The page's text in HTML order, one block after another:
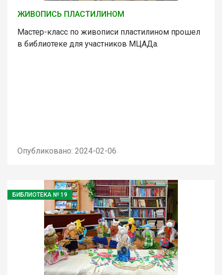
ЖИВОПИСЬ ПЛАСТИЛИНОМ
Мастер-класс по живописи пластилином прошел
в библиотеке для участников МЦАДа.
Опубликовано: 2024-02-06
БИБЛИОТЕКА № 19